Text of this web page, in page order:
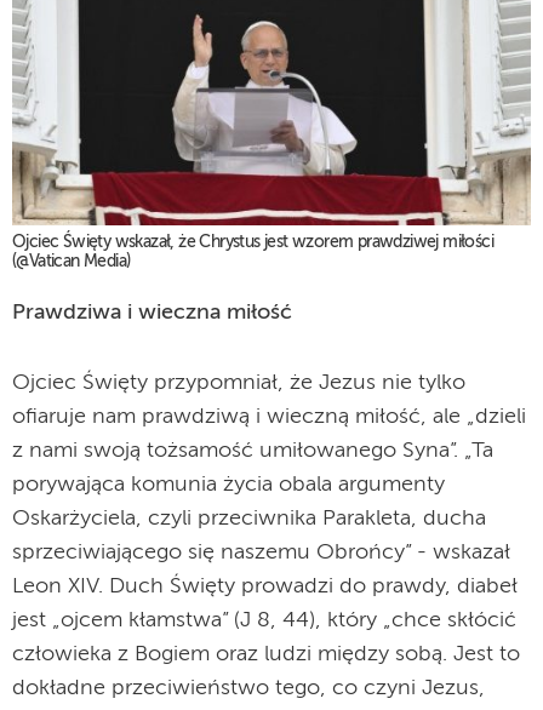
Ojciec Święty wskazał, że Chrystus jest wzorem prawdziwej miłości
(@Vatican Media)
Prawdziwa i wieczna miłość
Ojciec Święty przypomniał, że Jezus nie tylko
ofiaruje nam prawdziwą i wieczną miłość, ale „dzieli
z nami swoją tożsamość umiłowanego Syna”. „Ta
porywająca komunia życia obala argumenty
Oskarżyciela, czyli przeciwnika Parakleta, ducha
sprzeciwiającego się naszemu Obrońcy” - wskazał
Leon XIV. Duch Święty prowadzi do prawdy, diabeł
jest „ojcem kłamstwa” (J 8, 44), który „chce skłócić
człowieka z Bogiem oraz ludzi między sobą. Jest to
dokładne przeciwieństwo tego, co czyni Jezus,